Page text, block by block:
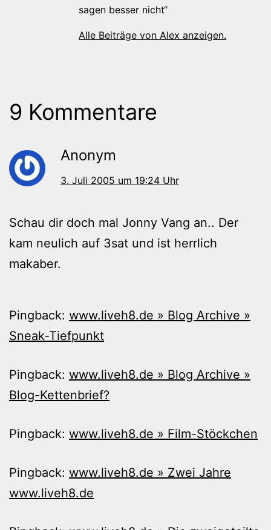
sagen besser nicht“
Alle Beiträge von Alex anzeigen.
9 Kommentare
Anonym
3. Juli 2005 um 19:24 Uhr
Schau dir doch mal Jonny Vang an.. Der
kam neulich auf 3sat und ist herrlich
makaber.
Pingback: www.liveh8.de » Blog Archive »
Sneak-Tiefpunkt
Pingback: www.liveh8.de » Blog Archive »
Blog-Kettenbrief?
Pingback: www.liveh8.de » Film-Stöckchen
Pingback: www.liveh8.de » Zwei Jahre
www.liveh8.de